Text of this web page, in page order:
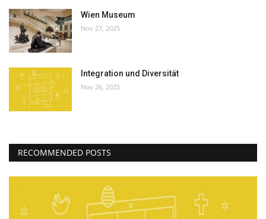
Wien Museum
Nov 27, 2025
Integration und Diversität
Nov 26, 2025
RECOMMENDED POSTS